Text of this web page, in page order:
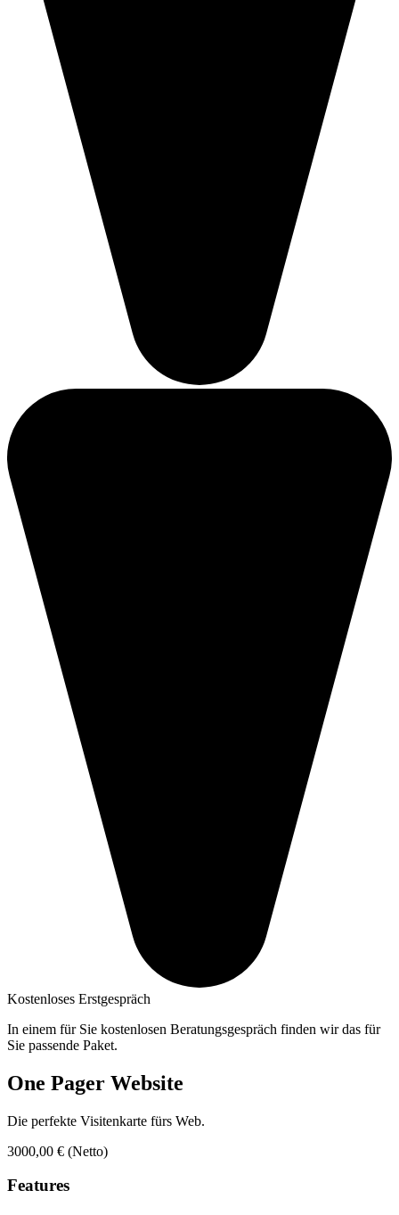
Kostenloses Erstgespräch
In einem für Sie kostenlosen Beratungsgespräch finden wir das für
Sie passende Paket.
One Pager Website
Die perfekte Visitenkarte fürs Web.
3000,00 € (Netto)
Features